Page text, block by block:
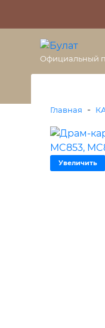
+7 (495) 477-56-
Официальный
Главная -
Увеличить